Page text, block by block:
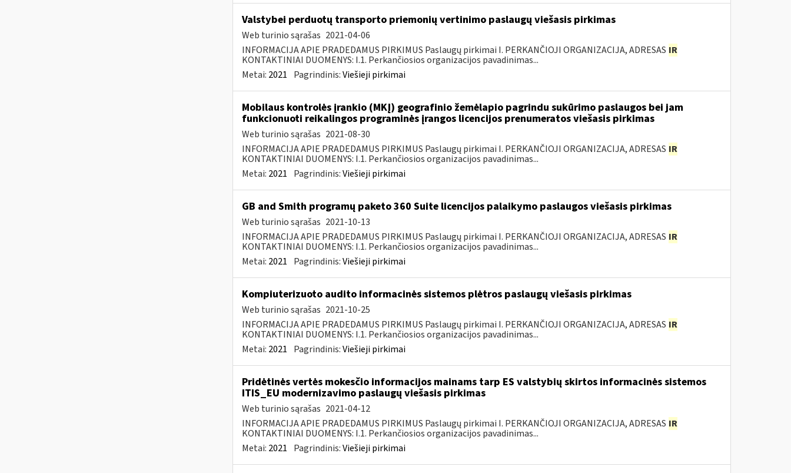
Valstybei perduotų transporto priemonių vertinimo paslaugų viešasis pirkimas
Web turinio sąrašas 2021-04-06
INFORMACIJA APIE PRADEDAMUS PIRKIMUS Paslaugų pirkimai I. PERKANČIOJI ORGANIZACIJA, ADRESAS IR
KONTAKTINIAI DUOMENYS: I.1. Perkančiosios organizacijos pavadinimas...
Metai: 2021 Pagrindinis:Viešieji pirkimai
Mobilaus kontrolės įrankio (MKĮ) geografinio žemėlapio pagrindu sukūrimo paslaugos bei jam
funkcionuoti reikalingos programinės įrangos licencijos prenumeratos viešasis pirkimas
Web turinio sąrašas 2021-08-30
INFORMACIJA APIE PRADEDAMUS PIRKIMUS Paslaugų pirkimai I. PERKANČIOJI ORGANIZACIJA, ADRESAS IR
KONTAKTINIAI DUOMENYS: I.1. Perkančiosios organizacijos pavadinimas...
Metai: 2021 Pagrindinis:Viešieji pirkimai
GB and Smith programų paketo 360 Suite licencijos palaikymo paslaugos viešasis pirkimas
Web turinio sąrašas 2021-10-13
INFORMACIJA APIE PRADEDAMUS PIRKIMUS Paslaugų pirkimai I. PERKANČIOJI ORGANIZACIJA, ADRESAS IR
KONTAKTINIAI DUOMENYS: I.1. Perkančiosios organizacijos pavadinimas...
Metai: 2021 Pagrindinis:Viešieji pirkimai
Kompiuterizuoto audito informacinės sistemos plėtros paslaugų viešasis pirkimas
Web turinio sąrašas 2021-10-25
INFORMACIJA APIE PRADEDAMUS PIRKIMUS Paslaugų pirkimai I. PERKANČIOJI ORGANIZACIJA, ADRESAS IR
KONTAKTINIAI DUOMENYS: I.1. Perkančiosios organizacijos pavadinimas...
Metai: 2021 Pagrindinis:Viešieji pirkimai
Pridėtinės vertės mokesčio informacijos mainams tarp ES valstybių skirtos informacinės sistemos
ITIS_EU modernizavimo paslaugų viešasis pirkimas
Web turinio sąrašas 2021-04-12
INFORMACIJA APIE PRADEDAMUS PIRKIMUS Paslaugų pirkimai I. PERKANČIOJI ORGANIZACIJA, ADRESAS IR
KONTAKTINIAI DUOMENYS: I.1. Perkančiosios organizacijos pavadinimas...
Metai: 2021 Pagrindinis:Viešieji pirkimai